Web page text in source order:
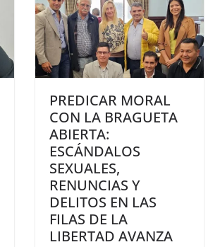
PREDICAR MORAL
CON LA BRAGUETA
ABIERTA:
ESCÁNDALOS
SEXUALES,
RENUNCIAS Y
DELITOS EN LAS
FILAS DE LA
LIBERTAD AVANZA